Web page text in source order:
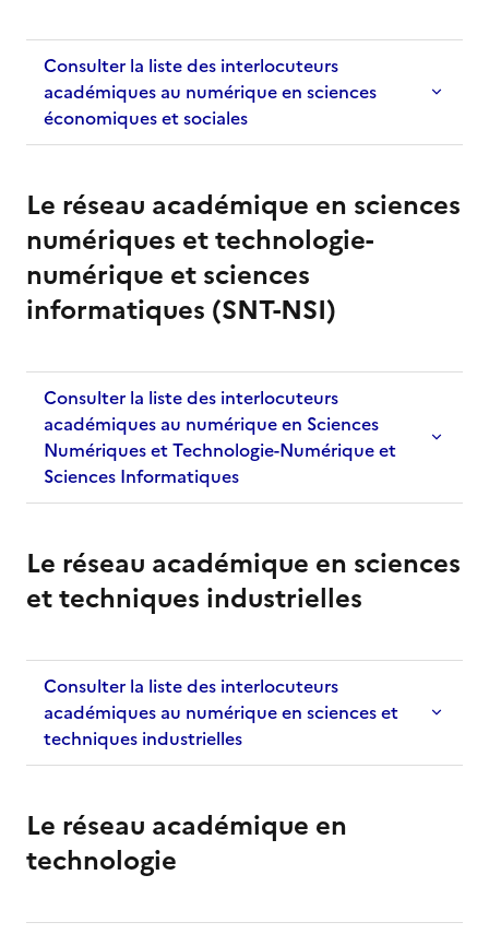
Consulter la liste des interlocuteurs
académiques au numérique en sciences
économiques et sociales
Le réseau académique en sciences
numériques et technologie-
numérique et sciences
informatiques (SNT-NSI)
Consulter la liste des interlocuteurs
académiques au numérique en Sciences
Numériques et Technologie-Numérique et
Sciences Informatiques
Le réseau académique en sciences
et techniques industrielles
Consulter la liste des interlocuteurs
académiques au numérique en sciences et
techniques industrielles
Le réseau académique en
technologie